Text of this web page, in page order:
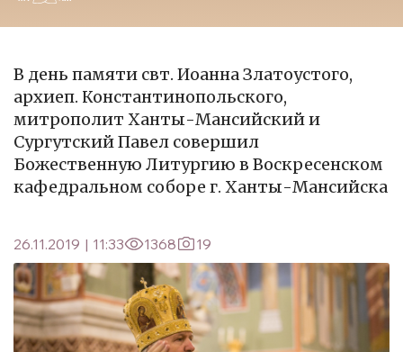
В день памяти свт. Иоанна Златоустого,
архиеп. Константинопольского,
митрополит Ханты-Мансийский и
Сургутский Павел совершил
Божественную Литургию в Воскресенском
кафедральном соборе г. Ханты-Мансийска
26.11.2019 | 11:33 1368 19